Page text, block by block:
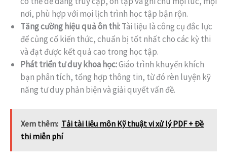
nơi, phù hợp với mọi lịch trình học tập bận rộn.
Tăng cường hiệu quả ôn thi:Tài liệu là công cụ đắc lực
để củng cố kiến thức, chuẩn bị tốt nhất cho các kỳ thi
và đạt được kết quả cao trong học tập.
Phát triển tư duy khoa học:Giáo trình khuyến khích
bạn phân tích, tổng hợp thông tin, từ đó rèn luyện kỹ
năng tư duy phản biện và giải quyết vấn đề.
Xem thêm: Tải tài liệu môn Kỹ thuật vi xử lý PDF + Đề
thi miễn phí